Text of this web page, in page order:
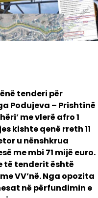
tenderi për
Podujeva – Prishtinë
me vlerë afro 1
kishte qenë rreth 11
u nënshkrua
me mbi 71 mijë euro.
të tenderit është
VV’në. Nga opozita
në përfundimin e